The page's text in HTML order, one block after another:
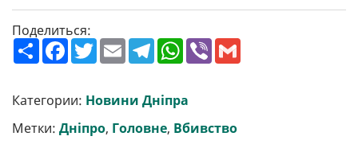
Поделиться:
П
о
р
и
т
и
F
a
b
o
o
k
T
w
t
e
r
E
m
l
T
e
g
r
a
m
W
h
s
A
p
p
V
Категории: Новини Дніпра
Метки: Дніпро, Головне, Вбивство